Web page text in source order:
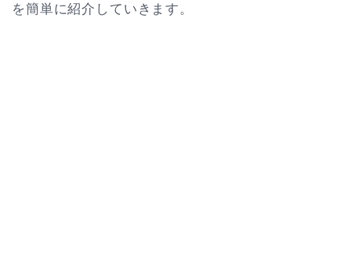
を簡単に紹介していきます。